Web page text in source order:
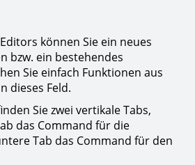
können Sie ein neues
bzw. ein bestehendes
Sie einfach Funktionen aus
dieses Feld.
Sie zwei vertikale Tabs,
das Command für die
Tab das Command für den